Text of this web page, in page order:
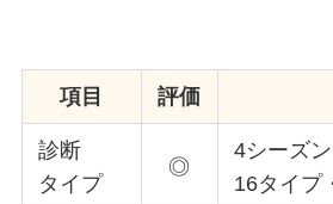
項目 評価
診断
タイプ
◎
4シーズン
16タイプ